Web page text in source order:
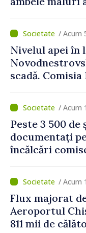
externe
scumpă, în
de vârf”
/ Acum
Nivelul apei în
scadă.
/ Acum
Peste 3 500 de
documentați
încălcări
depășit limita
/ Acum
Flux majorat
Aeroportul
811 mii de